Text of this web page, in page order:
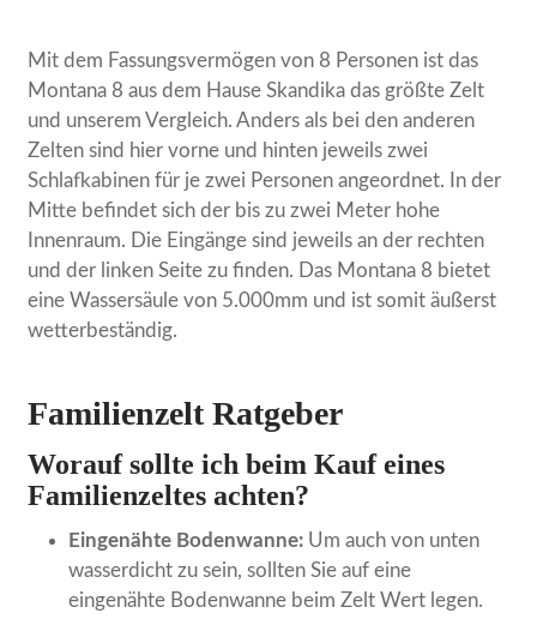
Mit dem Fassungsvermögen von 8 Personen ist das
Montana 8 aus dem Hause Skandika das größte Zelt
und unserem Vergleich. Anders als bei den anderen
Zelten sind hier vorne und hinten jeweils zwei
Schlafkabinen für je zwei Personen angeordnet. In der
Mitte befindet sich der bis zu zwei Meter hohe
Innenraum. Die Eingänge sind jeweils an der rechten
und der linken Seite zu finden. Das Montana 8 bietet
eine Wassersäule von 5.000mm und ist somit äußerst
wetterbeständig.
Familienzelt Ratgeber
Worauf sollte ich beim Kauf eines
Familienzeltes achten?
Eingenähte Bodenwanne: Um auch von unten
wasserdicht zu sein, sollten Sie auf eine
eingenähte Bodenwanne beim Zelt Wert legen.